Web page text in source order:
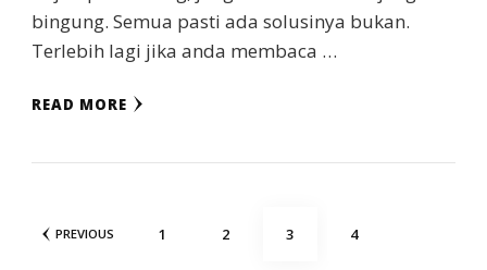
bingung. Semua pasti ada solusinya bukan.
Terlebih lagi jika anda membaca …
READ MORE
Posts
PREVIOUS PAGE
1 PAGE
2 PAGE
3 PAGE
4